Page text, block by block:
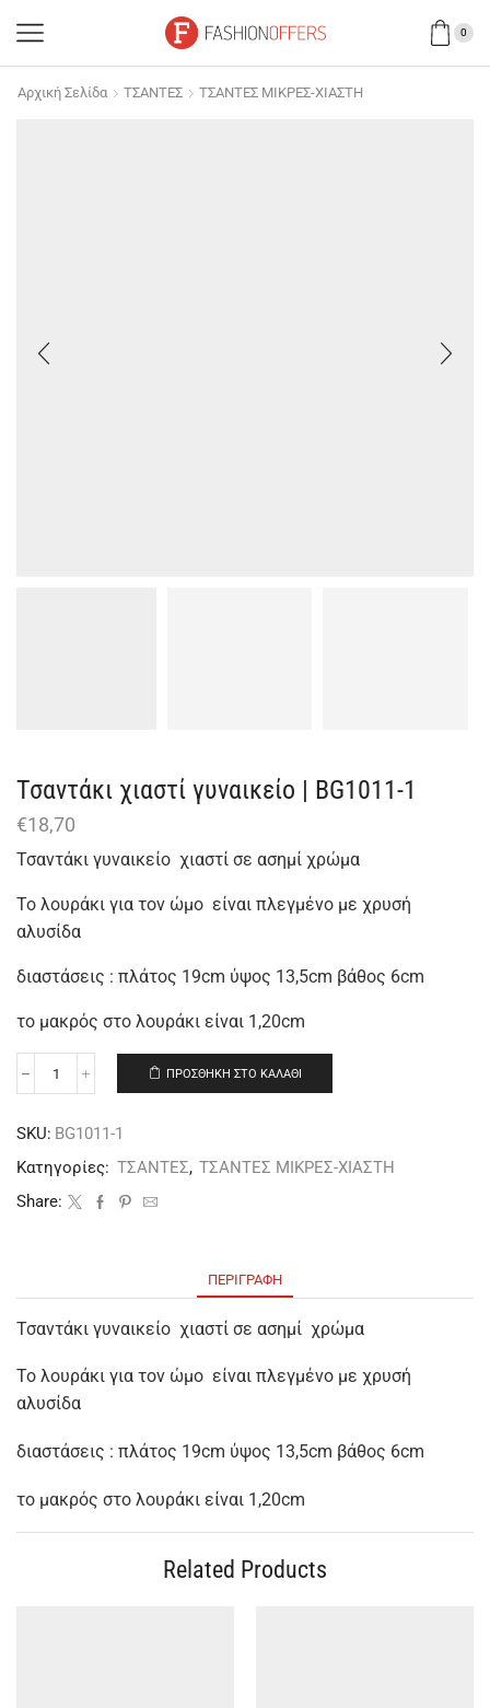
0
Αρχική Σελίδα ΤΣΑΝΤΕΣ ΤΣΑΝΤΕΣ ΜΙΚΡΕΣ-ΧΙΑΣΤΗ
Τσαντάκι χιαστί γυναικείο | BG1011-1
€18,70
Τσαντάκι γυναικείο χιαστί σε ασημί χρώμα
Το λουράκι για τον ώμο είναι πλεγμένο με χρυσή
αλυσίδα
διαστάσεις : πλάτος 19cm ύψος 13,5cm βάθος 6cm
το μακρός στο λουράκι είναι 1,20cm
ΠΡΟΣΘΉΚΗ ΣΤΟ ΚΑΛΆΘΙ
SKU: BG1011-1
Κατηγορίες: ΤΣΑΝΤΕΣ, ΤΣΑΝΤΕΣ ΜΙΚΡΕΣ-ΧΙΑΣΤΗ
Share:
ΠΕΡΙΓΡΑΦΉ
Τσαντάκι γυναικείο χιαστί σε ασημί χρώμα
Το λουράκι για τον ώμο είναι πλεγμένο με χρυσή
αλυσίδα
διαστάσεις : πλάτος 19cm ύψος 13,5cm βάθος 6cm
το μακρός στο λουράκι είναι 1,20cm
Related Products